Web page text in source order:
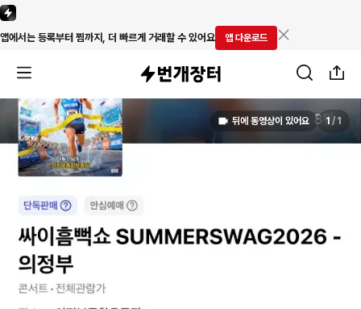
앱에서는 등록부터 찜까지, 더 빠르게 거래할 수 있어요 앱 다운로드
뒤에 동영상이 있어요 1 / 1